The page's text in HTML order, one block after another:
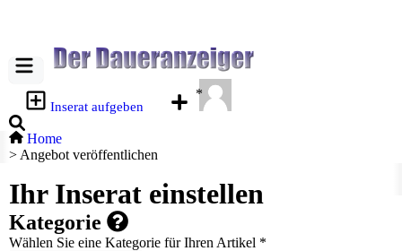
Inserat aufgeben
*
Home
> Angebot veröffentlichen
Ihr Inserat einstellen
Kategorie
Wählen Sie eine Kategorie für Ihren Artikel *